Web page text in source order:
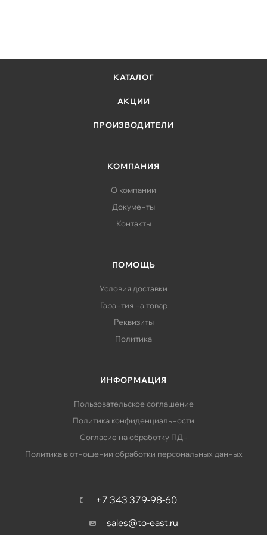
КАТАЛОГ
АКЦИИ
ПРОИЗВОДИТЕЛИ
КОМПАНИЯ
О компании
Документы
Контакты
ПОМОЩЬ
Условия доставки
Гарантия на товар
Реквизиты
Политика
ИНФОРМАЦИЯ
Пользовательское соглашение
Политика конфиденциальности
Согласие на обработку ПДн
Политика в отношении обработки персональных данных
+7 343 379-98-60
sales@to-east.ru